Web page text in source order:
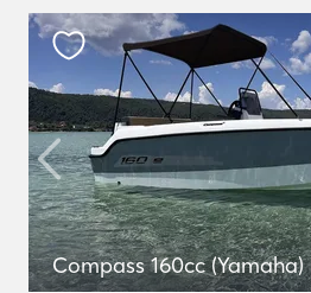
Compass 160cc (Yamaha)